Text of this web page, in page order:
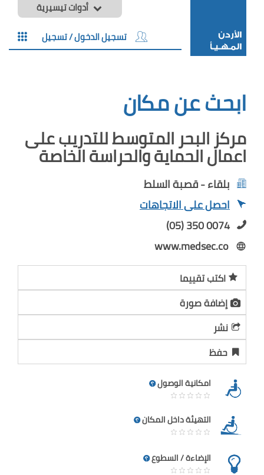
أدوات تيسيرية
تسجيل الدخول / تسجيل
ابحث عن مكان
مركز البحر المتوسط للتدريب على
اعمال الحماية والحراسة الخاصة
بلقاء - قصبة السلط
احصل على الاتجاهات
(05) 350 0074
www.medsec.co
اكتب تقييما
إضافة صورة
نشر
حفظ
امكانية الوصول
التهيئة داخل المكان
الإضاءة / السطوع